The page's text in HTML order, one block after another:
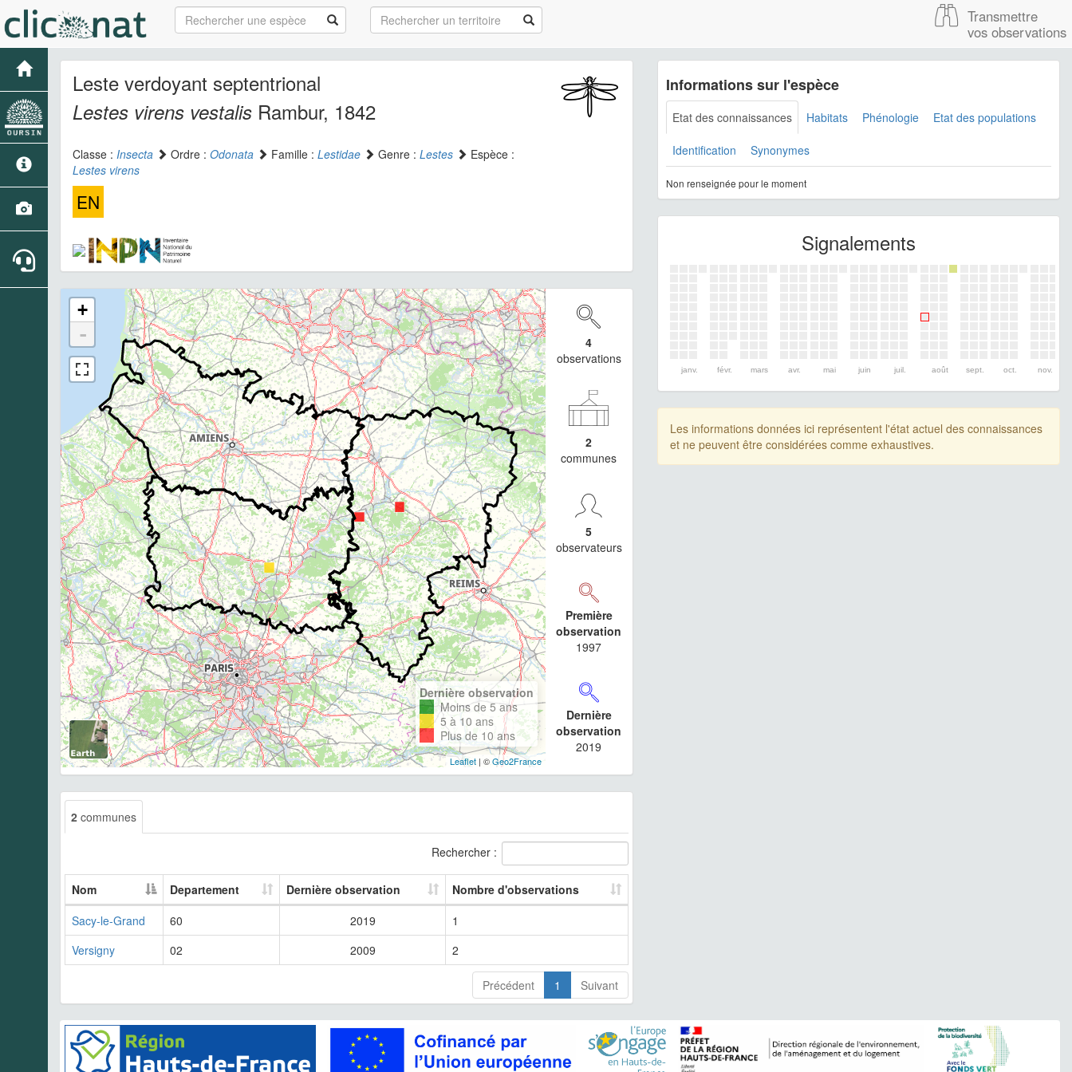
Transmettre
vos observations
Leste verdoyant septentrional
Lestes virens vestalis Rambur, 1842
Classe : Insecta Ordre : Odonata Famille : Lestidae Genre : Lestes
Espèce :
Lestes virens
EN
+
-
Dernière observation
Moins de 5 ans
5 à 10 ans
Plus de 10 ans
Leaflet| ©Geo2France
4
observations
2
communes
5
observateurs
Première
observation
1997
Dernière
observation
2019
2 communes
Rechercher :
Nom Departement Dernière observation
Nombre d'observations
Sacy-le-Grand
60 2019
1
Versigny
02 2009 2
Précédent 1 Suivant
Informations sur l'espèce
Etat des connaissances Habitats Phénologie Etat des populations
Identification Synonymes
Non renseignée pour le moment
Signalements
janv. févr. mars avr. mai juin juil. août sept. oct. nov.
Les informations données ici représentent l'état actuel des connaissances
et ne peuvent être considérées comme exhaustives.